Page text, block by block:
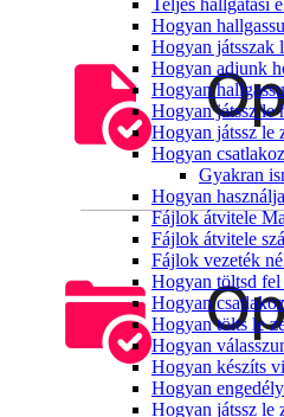
Teljes hallgatási
Hogyan
Hogyan játsszak
Hogyan adjunk
Hogyan
Hogyan játssz le
Hogyan játssz le
Hogyan
Gyakran
Hogyan
Fájlok átvitele
Fájlok átvitele
Fájlok vezeték
Hogyan töltsd fel
Hogyan
Hogyan tölts le
Hogyan
Hogyan készíts
Hogyan
Hogyan játssz le